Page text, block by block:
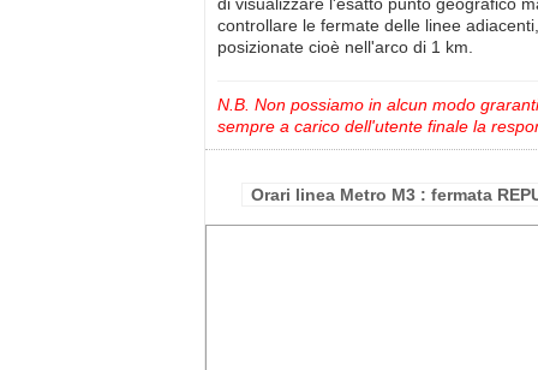
controllare le fermate delle linee adiacenti,
posizionate cioè nell'arco di 1 km.
N.B. Non possiamo in alcun modo
sempre a carico dell'utente finale la
Orari linea Metro M3 : fermata